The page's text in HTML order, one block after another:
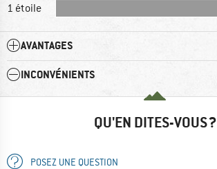
1 étoile
AVANTAGES
INCONVÉNIENTS
QU'EN DITES-VOUS ?
POSEZ UNE QUESTION